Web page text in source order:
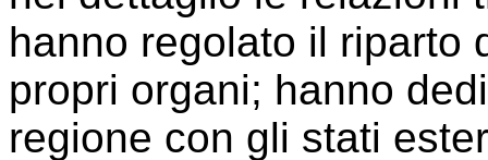
hanno regolato il riparto
propri organi; hanno
regione con gli stati